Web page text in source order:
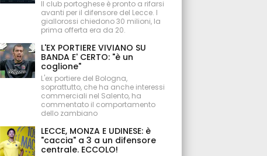
Il club portoghese è pronto a rifarsi
avanti per il difensore del Lecce. I
giallorossi chiedono 30 milioni, la
prima offerta era da 20.
L'EX PORTIERE VIVIANO SU
BANDA E' CERTO: "è un
coglione"
L'ex portiere del Bologna,
soprattutto, che ha anche interessi
commerciali nel Salento, ha
commentato il comportamento
dello zambiano
LECCE, MONZA E UDINESE: è
"caccia" a 3 a un difensore
centrale. ECCOLO!